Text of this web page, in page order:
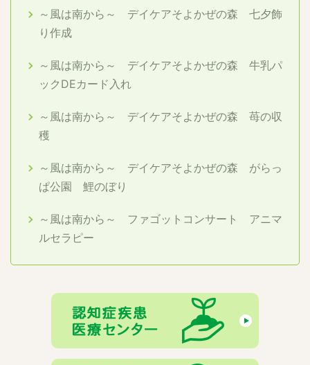
～風は南から～ デイケアそよかぜの森 七夕飾
り作成
～風は南から～ デイケアそよかぜの森 牛乳パ
ックDEカード入れ
～風は南から～ デイケアそよかぜの森 苺の収
穫
～風は南から～ デイケアそよかぜの森 がらっ
ぱ公園 鯉のぼり
～風は南から～ ファゴットコンサート アニマ
ルセラピー